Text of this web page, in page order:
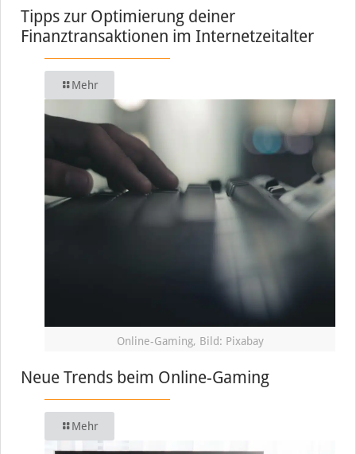
Tipps zur Optimierung deiner
Finanztransaktionen im Internetzeitalter
Mehr
Online-Gaming, Bild: Pixabay
Neue Trends beim Online-Gaming
Mehr